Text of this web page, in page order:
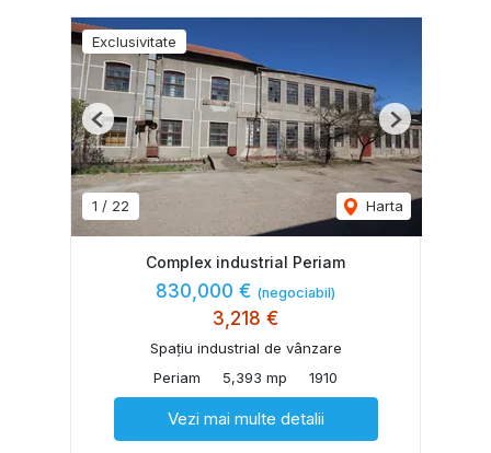
Exclusivitate
1 / 22 Harta
Previous Next
Complex industrial Periam
830,000 € (negociabil)
3,218 €
Spațiu industrial de vânzare
Periam
5,393 mp 1910
Vezi mai multe detalii